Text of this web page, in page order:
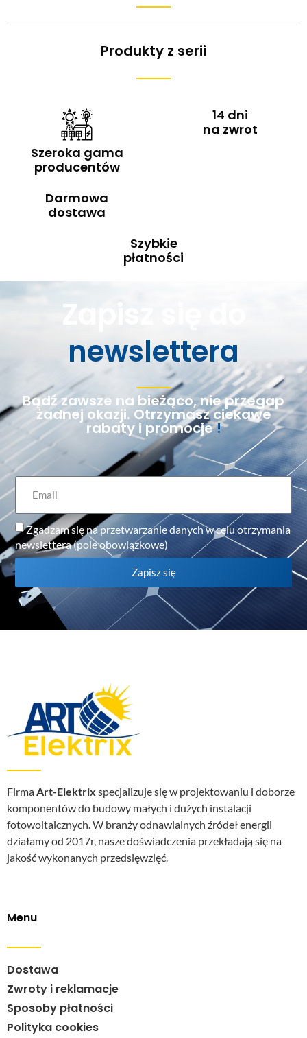
Produkty z serii
Szeroka gama
producentów
14 dni
na zwrot
Darmowa
dostawa
Szybkie
płatności
Zapisz się do
newslettera
Bądź zawsze na bieżąco, nie przegap
żadnej okazji. Otrzymasz ciekawe
rabaty i promocje!
Zgadzam się na przetwarzanie danych w celu otrzymania
newslettera (pole obowiązkowe)
Zapisz się
FirmaArt-Elektrix specjalizuje się w projektowaniu i doborze
komponentów do budowy małych i dużych instalacji
fotowoltaicznych. W branży odnawialnych źródeł energii
działamy od 2017r, nasze doświadczenia przekładają się na
jakość wykonanych przedsięwzięć.
Menu
Dostawa
Zwroty i reklamacje
Sposoby płatności
Polityka cookies